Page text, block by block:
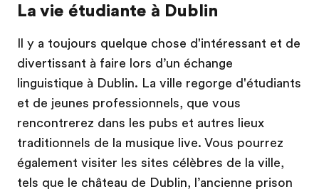
La vie étudiante à Dublin
Il y a toujours quelque chose d'intéressant et de
divertissant à faire lors d’un échange
linguistique à Dublin. La ville regorge d'étudiants
et de jeunes professionnels, que vous
rencontrerez dans les pubs et autres lieux
traditionnels de la musique live. Vous pourrez
également visiter les sites célèbres de la ville,
tels que le château de Dublin, l’ancienne prison